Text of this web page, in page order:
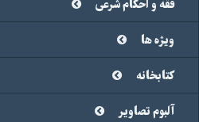
فقه و احکام شرعی
ویژه ها
کتابخانه
آلبوم تصاویر